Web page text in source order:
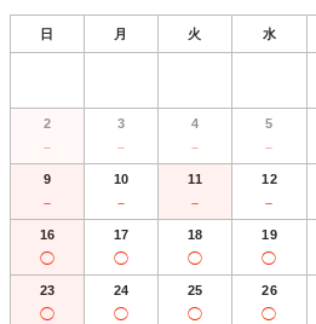
日 月 火 水
2
－
3
－
4
－
5
－
9
－
10
－
11
－
12
－
16
◯
17
◯
18
◯
19
◯
23
◯
24
◯
25
◯
26
◯